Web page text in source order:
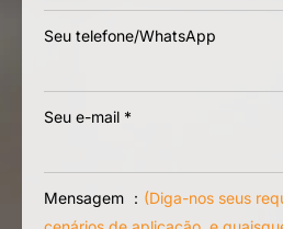
Seu telefone/WhatsApp
Seu e-mail *
Mensagem ： (Diga-nos seus